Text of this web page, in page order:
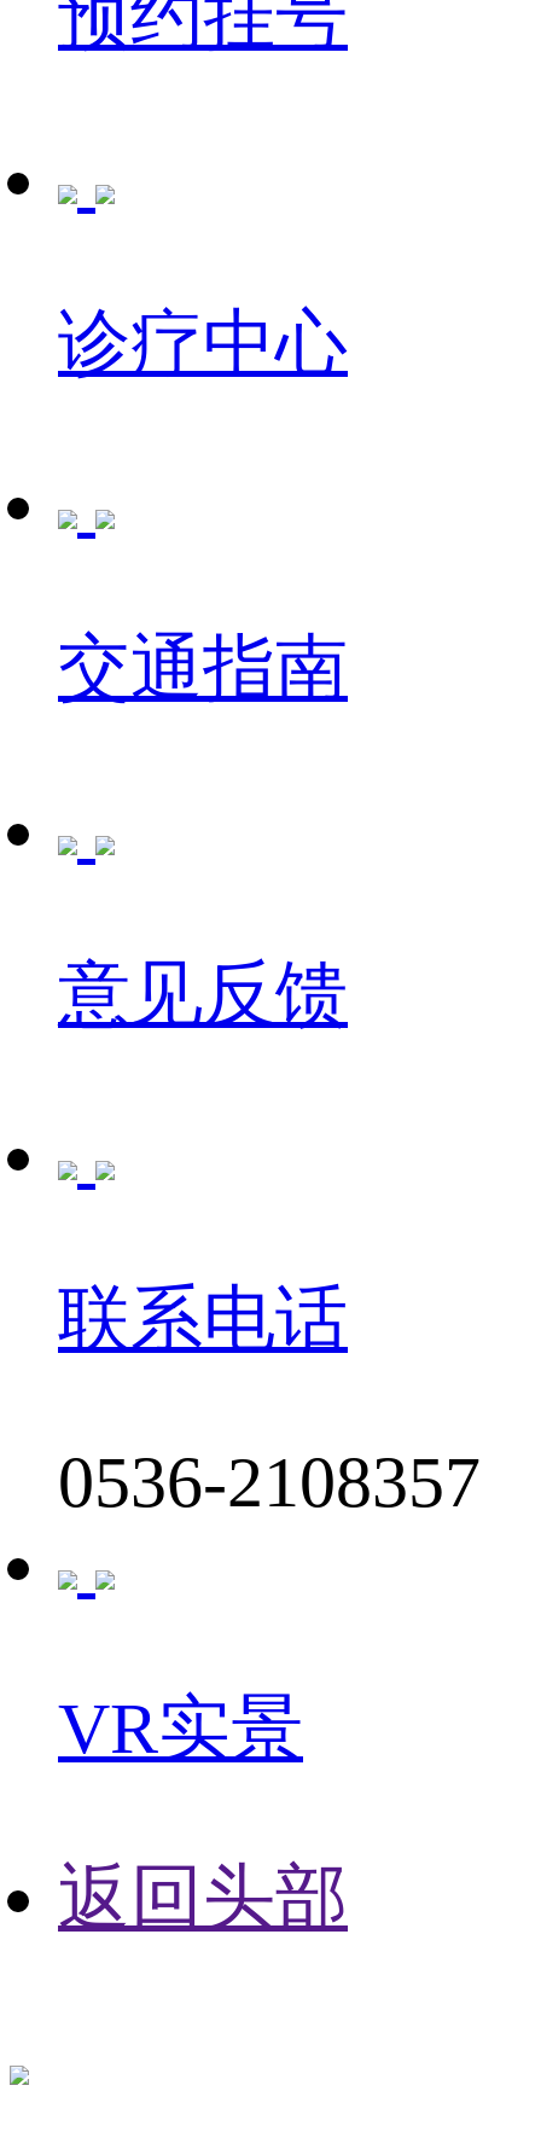
预约挂号
诊疗中心
交通指南
意见反馈
联系电话
0536-2108357
VR实景
返回头部